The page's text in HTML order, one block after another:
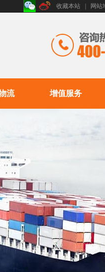
收藏本站 网站
流 增值服务